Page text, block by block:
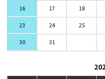
16 17 18
23 24 25
30 31